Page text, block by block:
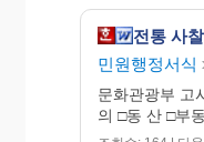
민원행정서식
문화관광부 고
의 □동 산 □부